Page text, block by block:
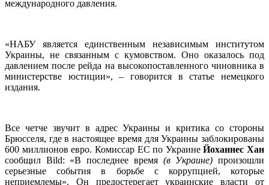
международного давления.
«НАБУ является единственным независимым институтом
Украины, не связанным с кумовством. Оно оказалось под
давлением после рейда на высокопоставленного чиновника в
министерстве юстиции», – говорится в статье немецкого
издания.
Все четче звучит в адрес Украины и критика со стороны
Брюсселя, где в настоящее время для Украины заблокированы
600 миллионов евро. Комиссар ЕС по УкраинеЙоханнес Хан
сообщил Bild: «В последнее время (в Украине) произошли
серьезные события в борьбе с коррупцией, которые
неприемлемы». Он предостерегает украинские власти от